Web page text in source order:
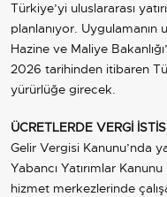
Türkiye’yi uluslararası
planlanıyor. Uygulamanın
Hazine ve Maliye
2026 tarihinden itibaren
yürürlüğe girecek.
ÜCRETLERDE VERGİ
Gelir Vergisi Kanunu’nda
Yabancı Yatırımlar
hizmet merkezlerinde